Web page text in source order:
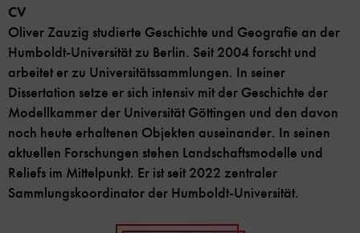
CV
Oliver Zauzig studierte Geschichte und Geografie an der
Humboldt-Universität zu Berlin. Seit 2004 forscht und
arbeitet er zu Universitätssammlungen. In seiner
Dissertation setze er sich intensiv mit der Geschichte der
Modellkammer der Universität Göttingen und den davon
noch heute erhaltenen Objekten auseinander. In seinen
aktuellen Forschungen stehen Landschaftsmodelle und
Reliefs im Mittelpunkt. Er ist seit 2022 zentraler
Sammlungskoordinator der Humboldt-Universität.